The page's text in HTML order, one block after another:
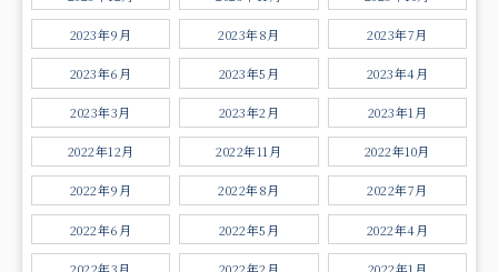
2023年9月 2023年8月 2023年7月
2023年6月 2023年5月 2023年4月
2023年3月 2023年2月 2023年1月
2022年12月 2022年11月 2022年10月
2022年9月 2022年8月 2022年7月
2022年6月 2022年5月 2022年4月